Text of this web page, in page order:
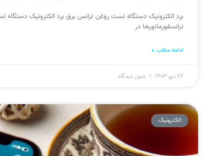
برد الکترونیک دستگاه تست روغن ترانس برق برد الکترونیک
ترانسفورماتورها در
ادامه مطلب »
۲۶ دی ۱۴۰۳ بدون دیدگاه
الکترونیک